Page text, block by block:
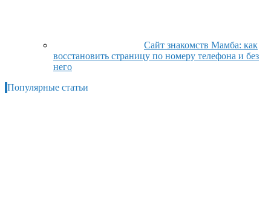
Сайт знакомств Мамба: как
восстановить страницу по номеру телефона и без
него
Популярные статьи